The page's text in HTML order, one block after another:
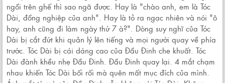
ngồi trên ghế thì sao ngã được. Hay là "chào anh, em là Tóc
Dài, đồng nghiệp của anh". Hay là tỏ ra ngạc nhiên và nói "ô
hay, anh cũng đi làm ngày thứ 7 à?". Dòng suy nghĩ của Tóc
Dài bị cắt đứt khi quản lý lên tiếng và mọi người quay về phía
trước. Tóc Dài bị cái dáng cao của Đầu Đinh che khuất. Tóc
Dài đành khều nhẹ Đầu Đinh. Đầu Đinh quay lại. 4 mắt chạm
nhau khiến Tóc Dài bối rối mà quên mất mục đích của mình.